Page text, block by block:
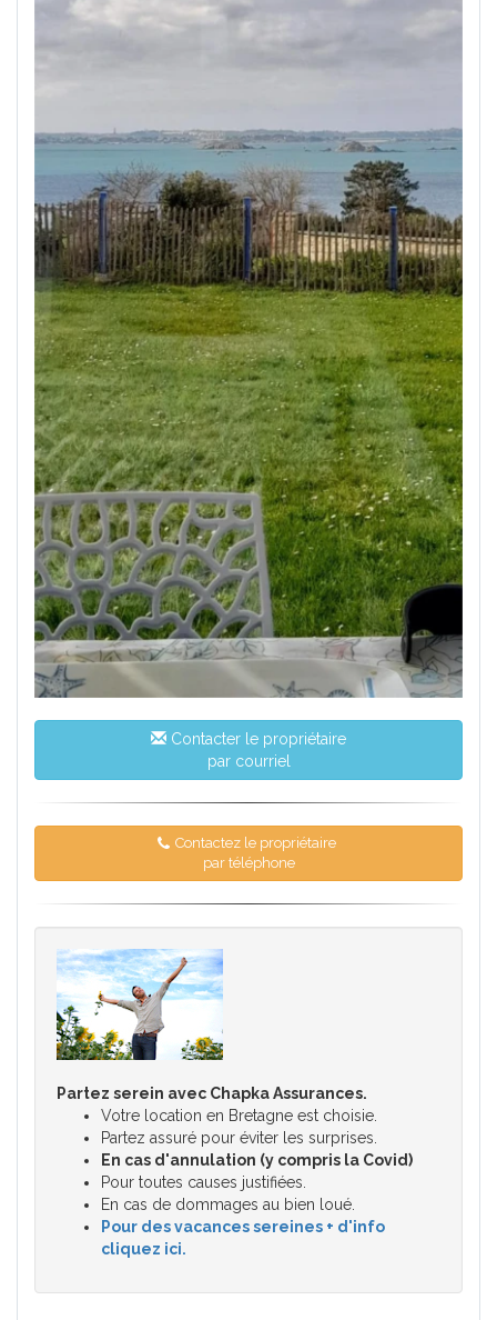
Contacter le propriétaire
par courriel
Contactez le propriétaire
par téléphone
Partez serein avec Chapka Assurances.
Votre location en Bretagne est choisie.
Partez assuré pour éviter les surprises.
En cas d'annulation (y compris la Covid)
Pour toutes causes justifiées.
En cas de dommages au bien loué.
Pour des vacances sereines + d'info
cliquez ici.